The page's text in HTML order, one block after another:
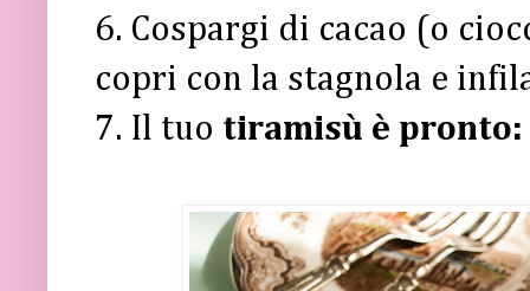
6. Cospargi di cacao (o
copri con la stagnola e
7. Il tuo tiramisù è pronto: